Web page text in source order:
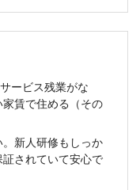
ービス残業がな
賃で住める（その
新人研修もしっか
されていて安心で